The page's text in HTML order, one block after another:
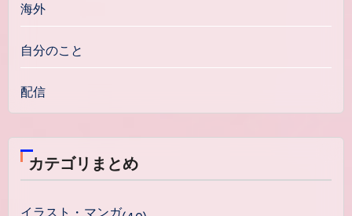
海外
自分のこと
配信
カテゴリまとめ